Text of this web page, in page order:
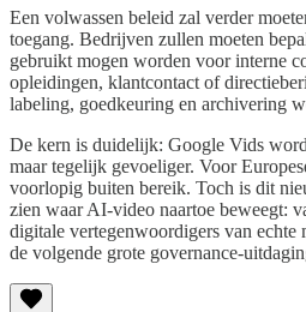
Een volwassen beleid zal verder
toegang. Bedrijven zullen moeten
gebruikt mogen worden voor interne
opleidingen, klantcontact of
labeling, goedkeuring en archivering
De kern is duidelijk: Google Vids
maar tegelijk gevoeliger. Voor
voorlopig buiten bereik. Toch is dit
zien waar AI-video naartoe beweegt:
digitale vertegenwoordigers van echte
de volgende grote governance-